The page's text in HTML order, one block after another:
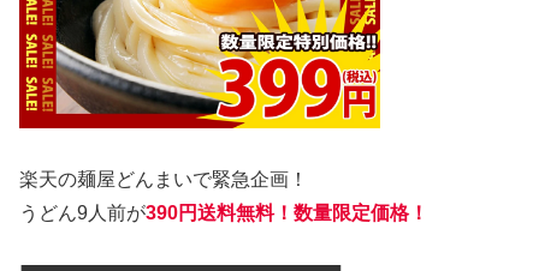
楽天の麺屋どんまいで緊急企画！
うどん9人前が390円送料無料！数量限定価格！